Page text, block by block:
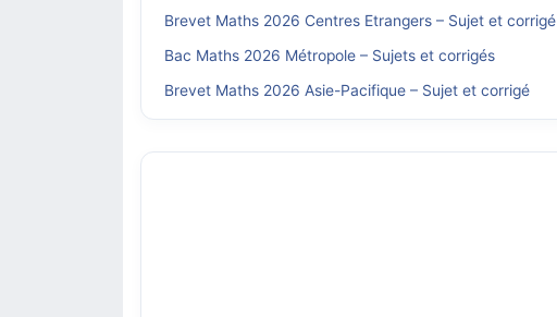
Brevet Maths 2026 Centres Etrangers – Sujet et corrigé
Bac Maths 2026 Métropole – Sujets et corrigés
Brevet Maths 2026 Asie-Pacifique – Sujet et corrigé